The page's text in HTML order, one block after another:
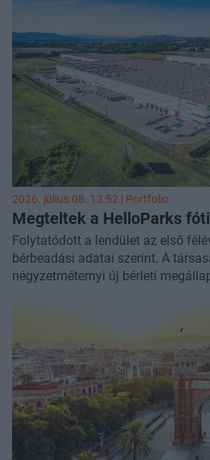
értékesítésében - írta a CBRE
Property Forumkonferencián,
2026. július 08. 13:52 | Portfolio
Megteltek a HelloParks
Folytatódott a lendület az első
bérbeadási adatai szerint. A
négyzetméternyi új bérleti
ingatlanfejlesztési platform
Property Investment Forum